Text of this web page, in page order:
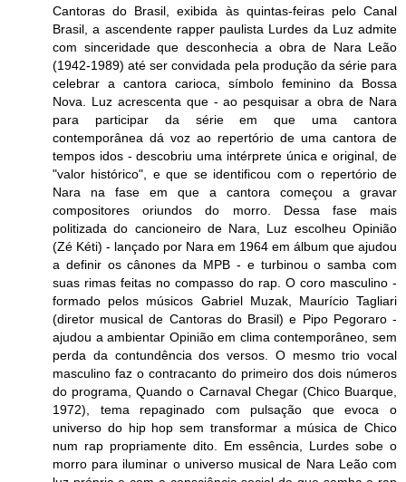
Cantoras do Brasil, exibida às quintas-feiras pelo Canal
Brasil, a ascendente rapper paulista Lurdes da Luz admite
com sinceridade que desconhecia a obra de Nara Leão
(1942-1989) até ser convidada pela produção da série para
celebrar a cantora carioca, símbolo feminino da Bossa
Nova. Luz acrescenta que - ao pesquisar a obra de Nara
para participar da série em que uma cantora
contemporânea dá voz ao repertório de uma cantora de
tempos idos - descobriu uma intérprete única e original, de
"valor histórico", e que se identificou com o repertório de
Nara na fase em que a cantora começou a gravar
compositores oriundos do morro. Dessa fase mais
politizada do cancioneiro de Nara, Luz escolheu Opinião
(Zé Kéti) - lançado por Nara em 1964 em álbum que ajudou
a definir os cânones da MPB - e turbinou o samba com
suas rimas feitas no compasso do rap. O coro masculino -
formado pelos músicos Gabriel Muzak, Maurício Tagliari
(diretor musical de Cantoras do Brasil) e Pipo Pegoraro -
ajudou a ambientar Opinião em clima contemporâneo, sem
perda da contundência dos versos. O mesmo trio vocal
masculino faz o contracanto do primeiro dos dois números
do programa, Quando o Carnaval Chegar (Chico Buarque,
1972), tema repaginado com pulsação que evoca o
universo do hip hop sem transformar a música de Chico
num rap propriamente dito. Em essência, Lurdes sobe o
morro para iluminar o universo musical de Nara Leão com